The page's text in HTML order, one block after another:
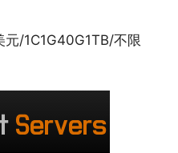
/1C1G40G1TB/不限